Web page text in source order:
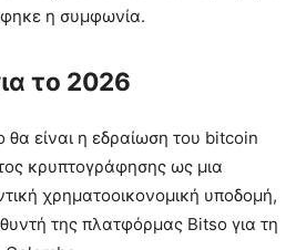
η συμφωνία.
το 2026
θα είναι η εδραίωση του bitcoin
κρυπτογράφησης ως μια
χρηματοοικονομική υποδομή,
της πλατφόρμας Bitso για τη